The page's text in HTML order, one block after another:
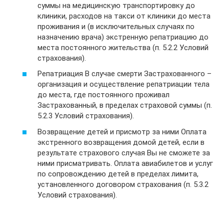
суммы на медицинскую транспортировку до
клиники, расходов на такси от клиники до места
проживания и (в исключительных случаях по
назначению врача) экстренную репатриацию до
места постоянного жительства (п. 5.2.2 Условий
страхования).
Репатриация В случае смерти Застрахованного –
организация и осуществление репатриации тела
до места, где постоянного проживал
Застрахованный, в пределах страховой суммы (п.
5.2.3 Условий страхования).
Возвращение детей и присмотр за ними Оплата
экстренного возвращения домой детей, если в
результате страхового случая Вы не сможете за
ними присматривать. Оплата авиабилетов и услуг
по сопровождению детей в пределах лимита,
установленного договором страхования (п. 5.3.2
Условий страхования).